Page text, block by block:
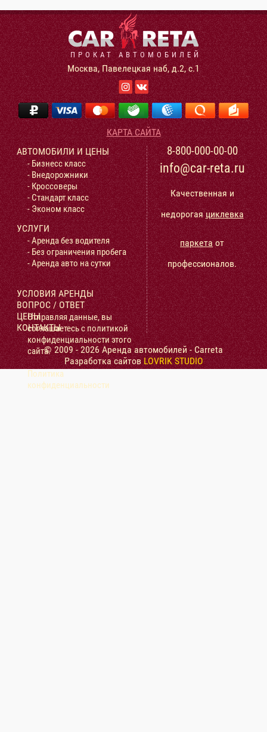
ПРОКАТ АВТОМОБИЛЕЙ
Москва, Павелецкая наб, д.2, с.1
КАРТА САЙТА
АВТОМОБИЛИ И ЦЕНЫ
- Бизнесс класс
- Внедорожники
- Кроссоверы
- Стандарт класс
- Эконом класс
УСЛУГИ
- Аренда без водителя
- Без ограничения пробега
- Аренда авто на сутки
УСЛОВИЯ АРЕНДЫ
ВОПРОС / ОТВЕТ
Отправляя данные, вы
соглашаетесь с политикой
конфиденциальности этого
сайта.
Политика
конфиденциальности
ЦЕНЫ
КОНТАКТЫ
8-800-000-00-00
info@car-reta.ru
Качественная и
недорогаяциклевка
паркетаот
профессионалов.
© 2009 - 2026 Аренда автомобилей - Carreta
Разработка сайтовLOVRIK STUDIO